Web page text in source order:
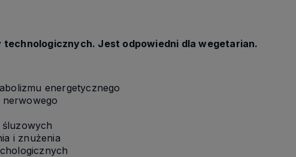
Jest odpowiedni dla wegetarian.
energetycznego
nerwowego
śluzowych
i znużenia